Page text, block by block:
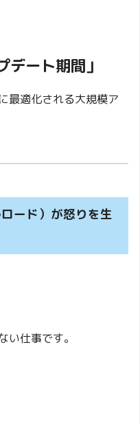
ート期間」
最適化される大規模ア
ード）が怒りを生
い仕事です。